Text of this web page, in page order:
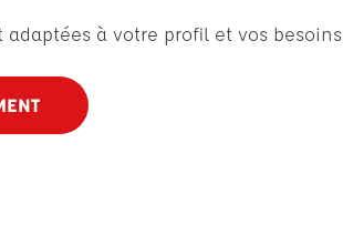
à votre profil et vos